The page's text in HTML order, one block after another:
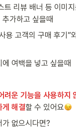
트 리뷰 배너 등 이미지
가하고 싶을때
용 고객의 구매 후기”
여백을 넣고 싶을때
려운 기능을 사용하지
게 해결할 수 있어요
없으시다면?